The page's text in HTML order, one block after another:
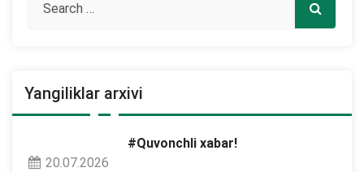
Yangiliklar arxivi
#Quvonchli xabar!
20.07.2026